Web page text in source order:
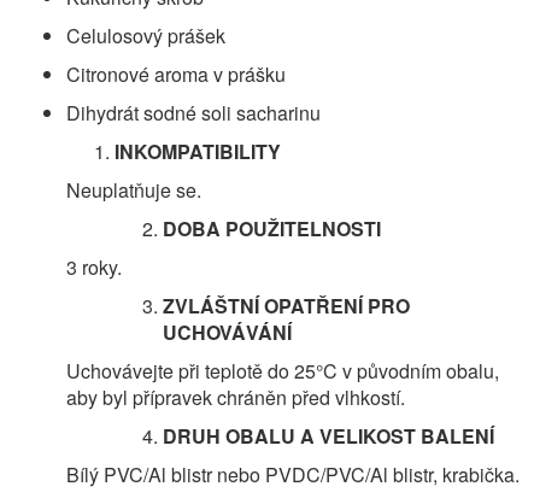
Celulosový prášek
Citronové aroma v prášku
Dihydrát sodné soli sacharinu
INKOMPATIBILITY
Neuplatňuje se.
DOBA POUŽITELNOSTI
3 roky.
ZVLÁŠTNÍ OPATŘENÍ PRO
UCHOVÁVÁNÍ
Uchovávejte při teplotě do 25°C v původním obalu,
aby byl přípravek chráněn před vlhkostí.
DRUH OBALU A VELIKOST BALENÍ
Bílý PVC/Al blistr nebo PVDC/PVC/Al blistr, krabička.